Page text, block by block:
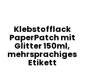
Klebstofflack
PaperPatch mit
Glitter 150ml,
mehrsprachiges
Etikett